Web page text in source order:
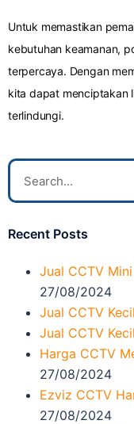
Untuk memastikan
kebutuhan keamanan,
terpercaya. Dengan
kita dapat menciptakan
terlindungi.
Recent Posts
Jual CCTV
27/08/2024
Jual CCTV
Jual CCTV
Harga CCTV
27/08/2024
Ezviz CCTV
27/08/2024